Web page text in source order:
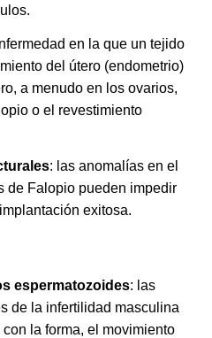
en la que un tejido
del útero (endometrio)
a menudo en los ovarios,
o el revestimiento
: las anomalías en el
de Falopio pueden impedir
exitosa.
espermatozoides: las
de la infertilidad masculina
la forma, el movimiento